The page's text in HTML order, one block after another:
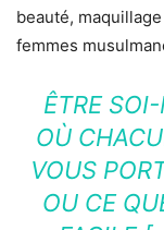
beauté,
femmes
ÊTRE
OÙ
VOUS
OU CE